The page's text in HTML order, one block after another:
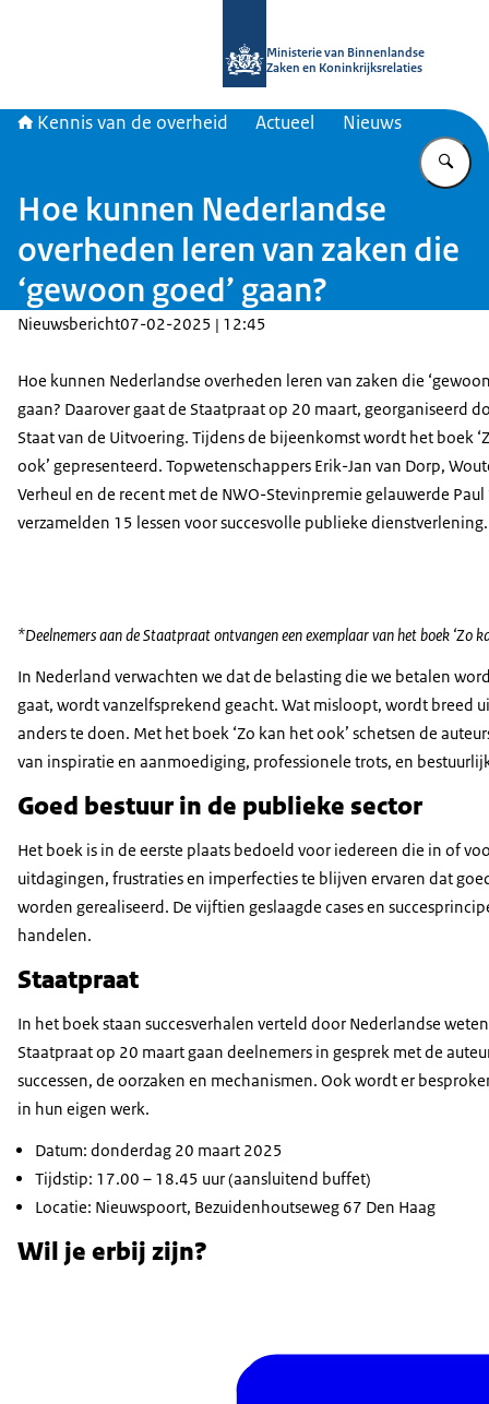
Ministerie van Binnenlandse
Zaken en Koninkrijksrelaties
Kennis van de overheid Actueel Nieuws
Hoe kunnen Nederlandse
overheden leren van zaken die
‘gewoon goed’ gaan?
Nieuwsbericht07-02-2025 | 12:45
Hoe kunnen Nederlandse overheden leren van zaken die
gaan? Daarover gaat de Staatpraat op 20 maart, georganiseerd
Staat van de Uitvoering. Tijdens de bijeenkomst wordt het boek
ook’ gepresenteerd. Topwetenschappers Erik-Jan van Dorp,
Verheul en de recent met de NWO-Stevinpremie gelauwerde Paul
verzamelden 15 lessen voor succesvolle publieke dienstverlening.
*Deelnemers aan de Staatpraat ontvangen een exemplaar van het boek ‘Zo
In Nederland verwachten we dat de belasting die we betalen
gaat, wordt vanzelfsprekend geacht. Wat misloopt, wordt breed
anders te doen. Met het boek ‘Zo kan het ook’ schetsen de
van inspiratie en aanmoediging, professionele trots, en
Goed bestuur in de publieke sector
Het boek is in de eerste plaats bedoeld voor iedereen die in of
uitdagingen, frustraties en imperfecties te blijven ervaren dat
worden gerealiseerd. De vijftien geslaagde cases en
handelen.
Staatpraat
In het boek staan succesverhalen verteld door Nederlandse
Staatpraat op 20 maart gaan deelnemers in gesprek met de
successen, de oorzaken en mechanismen. Ook wordt er
in hun eigen werk.
Datum: donderdag 20 maart 2025
Tijdstip: 17.00 – 18.45 uur (aansluitend buffet)
Locatie: Nieuwspoort, Bezuidenhoutseweg 67 Den Haag
Wil je erbij zijn?